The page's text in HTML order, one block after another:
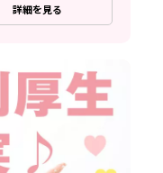
詳細を見る